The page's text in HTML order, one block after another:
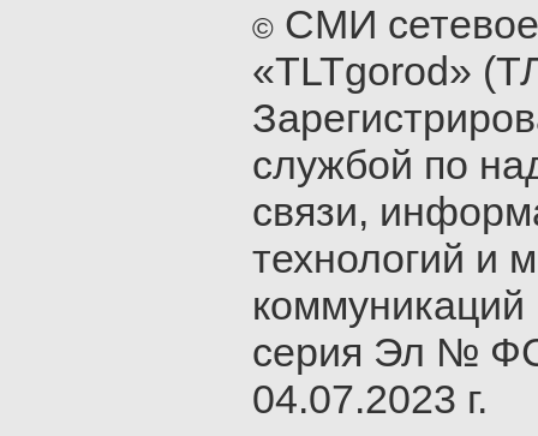
© СМИ
«TLTgorod»
службой по
связи,
технологий и
серия Эл №
04.07.2023 г.